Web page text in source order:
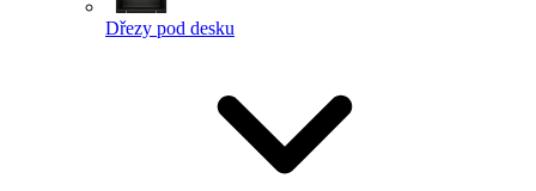
Dřezy pod desku